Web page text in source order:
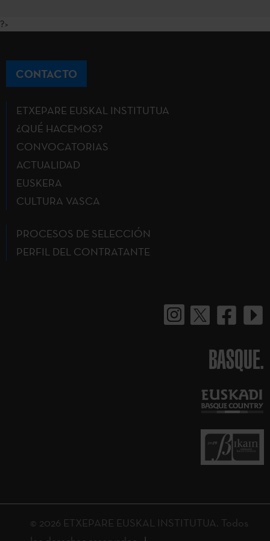
?>
CONTACTO
ETXEPARE EUSKAL INSTITUTUA
¿QUÉ HACEMOS?
CONVOCATORIAS
ACTUALIDAD
EUSKERA
CULTURA VASCA
PROCESOS DE SELECCIÓN
PERFIL DEL CONTRATANTE
BASQUE.
© 2026 ETXEPARE EUSKAL INSTITUTUA. Todos